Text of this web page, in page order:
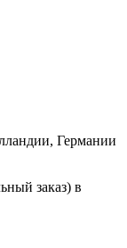
Германии
заказ) в